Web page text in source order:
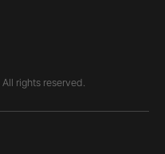
rights reserved.